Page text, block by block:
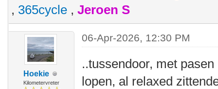
, 365cycle , Jeroen S
Hoekie
Kilometervreter
06-Apr-2026, 12:30 PM
..tussendoor, met
lopen, al relaxed